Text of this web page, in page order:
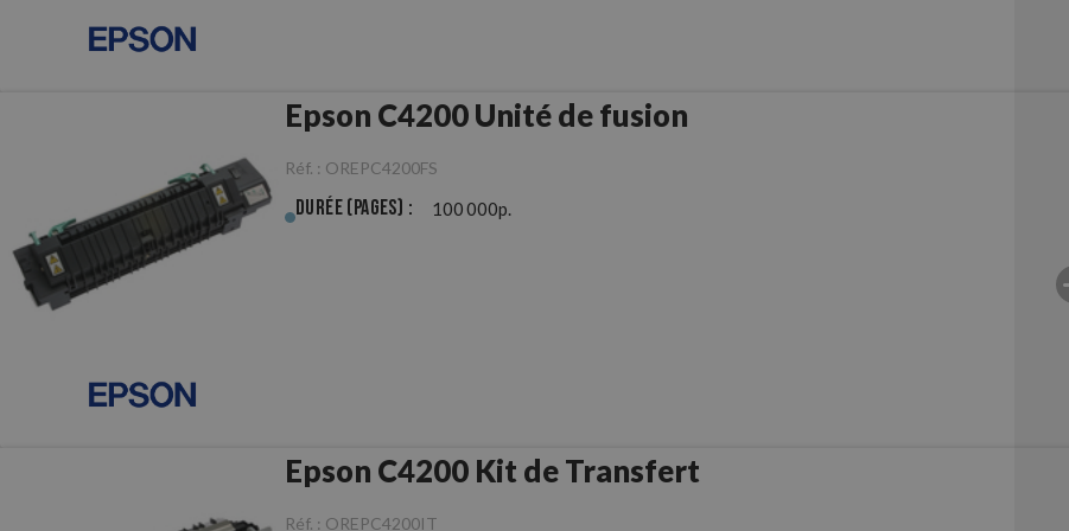
Epson C4200 Unité de fusion
Réf. : OREPC4200FS
Durée (pages) : 100 000p.
Epson C4200 Kit de Transfert
Réf. : OREPC4200IT